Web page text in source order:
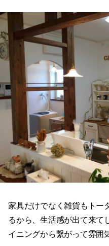
家具だけでなく雑貨もトー
るから、生活感が出て来て
イニングから繋がって雰囲